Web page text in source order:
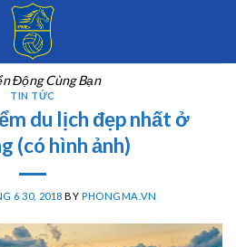
Động Cùng Bạn
TIN TỨC
du lịch đẹp nhất ở
(có hình ảnh)
6 30, 2018 BYPHONGMA.VN